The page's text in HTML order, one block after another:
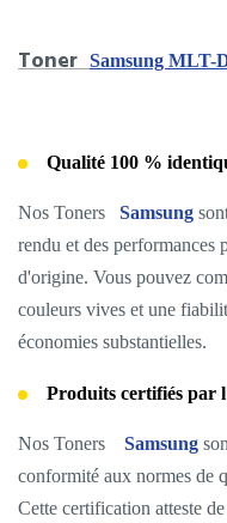
TonerSamsung MLT-
Qualité 100 %
Nos Toners Samsung
rendu et des performances
d'origine. Vous pouvez
couleurs vives et une
économies substantielles.
Produits certifiés par
Nos Toners Samsung
conformité aux normes de
Cette certification atteste